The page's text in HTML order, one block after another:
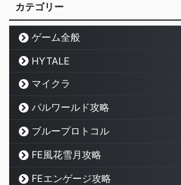
カテゴリー
ゲーム全般
HYTALE
マイクラ
パルワールド攻略
ブループロトコル
FE風花雪月攻略
FEエンゲージ攻略